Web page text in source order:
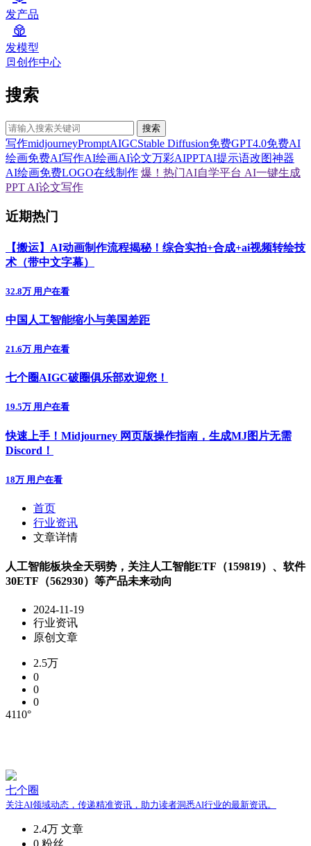
发产品
发模型
创作中心
搜索
搜索
写作midjourneyPromptAIGCStable Diffusion免费GPT4.0免费AI
绘画免费AI写作AI绘画AI论文万彩AIPPTAI提示语改图神器
AI绘画免费LOGO在线制作 爆！热门AI自学平台 AI一键生成
PPT AI论文写作
近期热门
【搬运】AI动画制作流程揭秘！综合实拍+合成+ai视频转绘技
术（带中文字幕）
32.8万 用户在看
中国人工智能缩小与美国差距
21.6万 用户在看
七个圈AIGC破圈俱乐部欢迎您！
19.5万 用户在看
快速上手！Midjourney 网页版操作指南，生成MJ图片无需
Discord！
18万 用户在看
首页
行业资讯
文章详情
人工智能板块全天弱势，关注人工智能ETF（159819）、软件
30ETF（562930）等产品未来动向
2024-11-19
行业资讯
原创文章
2.5万
0
0
0
4110°
七个圈
关注AI领域动态，传递精准资讯，助力读者洞悉AI行业的最新资讯。
2.4万 文章